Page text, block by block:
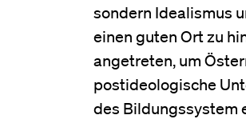
sondern Idealismus
einen guten Ort zu
angetreten, um
postideologische
des Bildungssystem